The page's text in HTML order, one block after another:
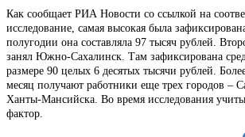
Как сообщает РИА Новости со ссылкой на
исследование, самая высокая была
полугодии она составляла 97 тысяч рублей.
занял Южно-Сахалинск. Там зафиксирована
размере 90 целых 6 десятых тысячи рублей.
месяц получают работники еще трех городов –
Ханты-Мансийска. Во время исследования
фактор.